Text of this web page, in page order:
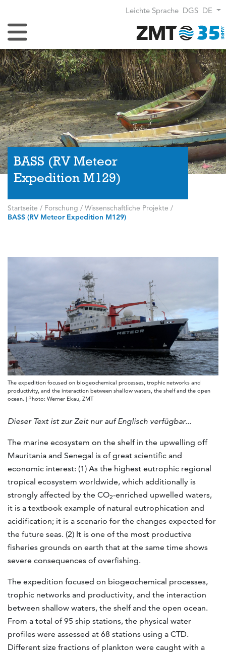
Leichte Sprache DGS DE
Navigation umschalten
BASS (RV Meteor
Expedition M129)
Startseite / Forschung / Wissenschaftliche Projekte /
BASS (RV Meteor Expedition M129)
The expedition focused on biogeochemical processes, trophic networks and
productivity, and the interaction between shallow waters, the shelf and the open
ocean. | Photo: Werner Ekau, ZMT
Dieser Text ist zur Zeit nur auf Englisch verfügbar...
The marine ecosystem on the shelf in the upwelling off
Mauritania and Senegal is of great scientific and
economic interest: (1) As the highest eutrophic regional
tropical ecosystem worldwide, which additionally is
strongly affected by the CO2-enriched upwelled waters,
it is a textbook example of natural eutrophication and
acidification; it is a scenario for the changes expected for
the future seas. (2) It is one of the most productive
fisheries grounds on earth that at the same time shows
severe consequences of overfishing.
The expedition focused on biogeochemical processes,
trophic networks and productivity, and the interaction
between shallow waters, the shelf and the open ocean.
From a total of 95 ship stations, the physical water
profiles were assessed at 68 stations using a CTD.
Different size fractions of plankton were caught with a